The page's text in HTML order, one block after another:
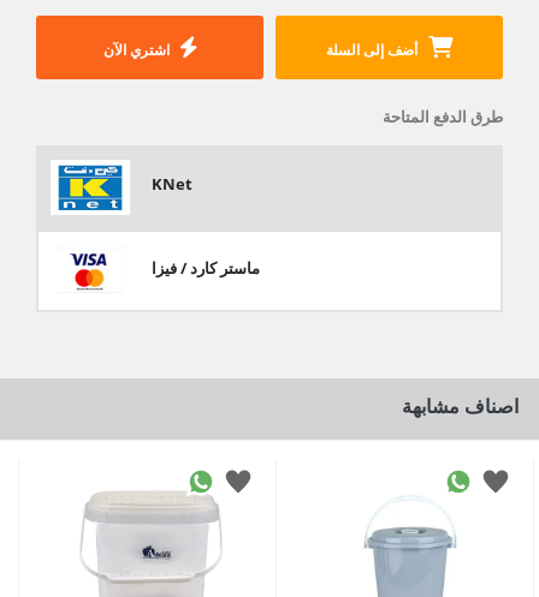
أضف إلى السلة اشتري الآن
طرق الدفع المتاحة
KNet
ماستر كارد / فيزا
اصناف مشابهة